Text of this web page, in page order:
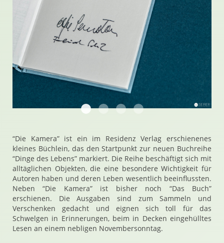
20221005 135001 Die Kamera Semotan
20221005 140609 Die Kamera
20221005 140731 Die
20221005 140807 Die
“Die Kamera” ist ein im Residenz Verlag erschienenes
kleines Büchlein, das den Startpunkt zur neuen Buchreihe
“Dinge des Lebens” markiert. Die Reihe beschäftigt sich mit
alltäglichen Objekten, die eine besondere Wichtigkeit für
Autoren haben und deren Leben wesentlich beeinflussten.
Neben “Die Kamera” ist bisher noch “Das Buch”
erschienen. Die Ausgaben sind zum Sammeln und
Verschenken gedacht und eignen sich toll für das
Schwelgen in Erinnerungen, beim in Decken eingehülltes
Lesen an einem nebligen Novembersonntag.